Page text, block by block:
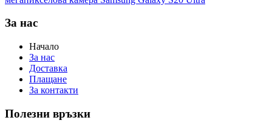
За нас
Начало
За нас
Доставка
Плащане
За контакти
Полезни връзки